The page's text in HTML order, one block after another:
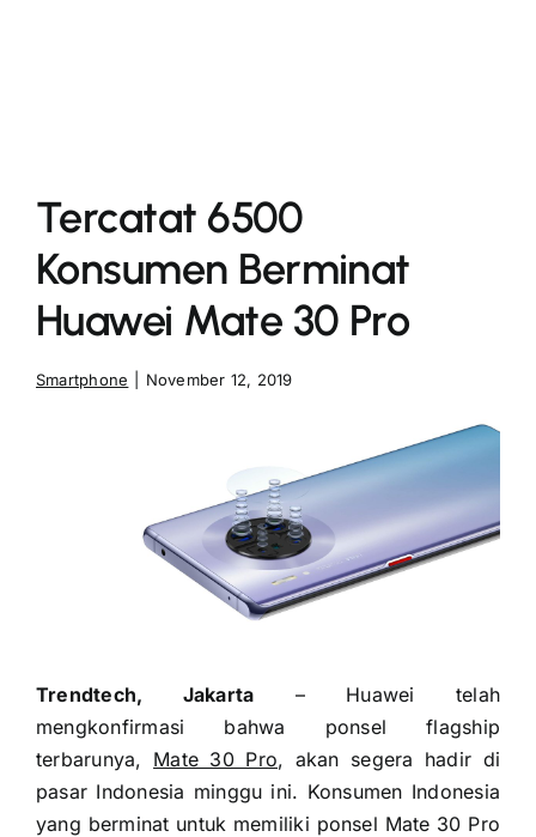
Tercatat 6500
Konsumen Berminat
Huawei Mate 30 Pro
Smartphone November 12, 2019
Trendtech, Jakarta – Huawei telah
mengkonfirmasi bahwa ponsel flagship
terbarunya, Mate 30 Pro, akan segera hadir di
pasar Indonesia minggu ini. Konsumen Indonesia
yang berminat untuk memiliki ponsel Mate 30 Pro